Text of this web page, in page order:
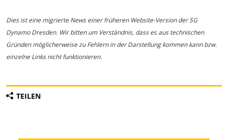
Dies ist eine migrierte News einer früheren Website-Version der SG
Dynamo Dresden. Wir bitten um Verständnis, dass es aus technischen
Gründen möglicherweise zu Fehlern in der Darstellung kommen kann bzw.
einzelne Links nicht funktionieren.
TEILEN